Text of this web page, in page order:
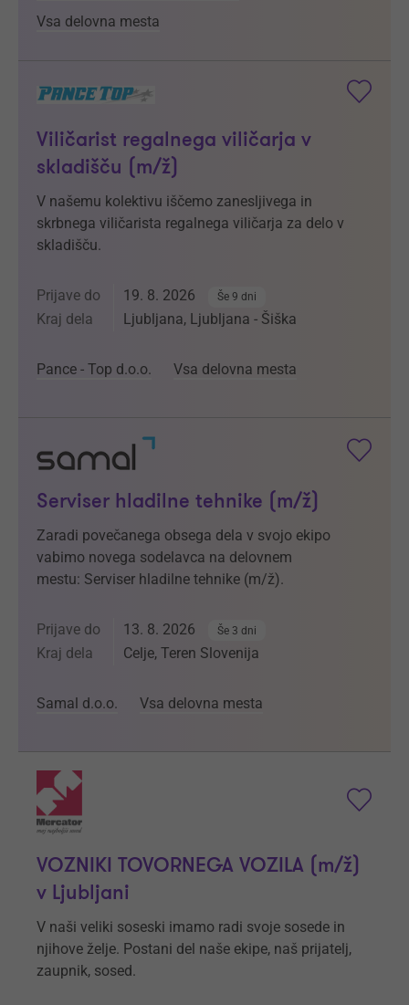
Vsa delovna mesta
Viličarist regalnega viličarja v
skladišču (m/ž)
V našemu kolektivu iščemo zanesljivega in
skrbnega viličarista regalnega viličarja za delo v
skladišču.
Prijave do 19. 8. 2026 Še 9 dni
Kraj dela Ljubljana, Ljubljana - Šiška
Pance - Top d.o.o. Vsa delovna mesta
Serviser hladilne tehnike (m/ž)
Zaradi povečanega obsega dela v svojo ekipo
vabimo novega sodelavca na delovnem
mestu: Serviser hladilne tehnike (m/ž).
Prijave do 13. 8. 2026 Še 3 dni
Kraj dela Celje, Teren Slovenija
Samal d.o.o. Vsa delovna mesta
VOZNIKI TOVORNEGA VOZILA (m/ž)
v Ljubljani
V naši veliki soseski imamo radi svoje sosede in
njihove želje. Postani del naše ekipe, naš prijatelj,
zaupnik, sosed.